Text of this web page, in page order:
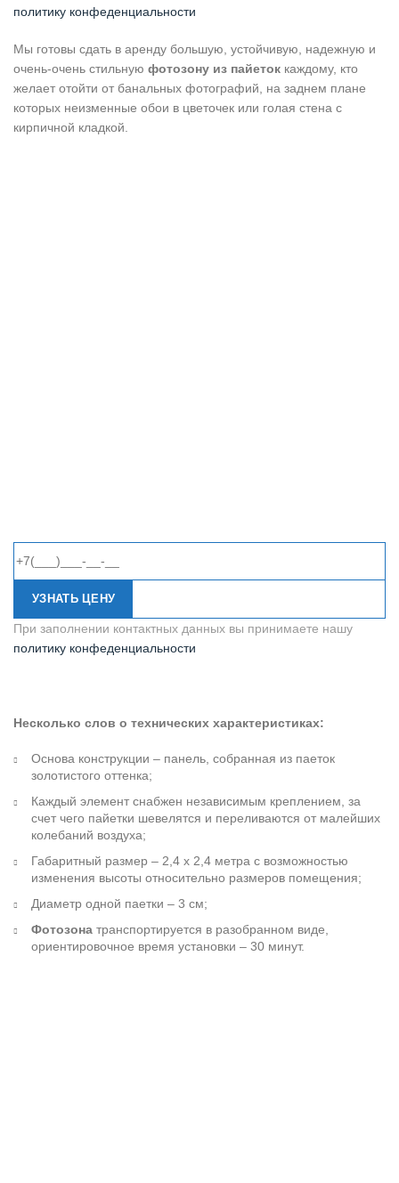
политику конфеденциальности
Мы готовы сдать в аренду большую, устойчивую, надежную и
очень-очень стильную фотозону из пайеток каждому, кто
желает отойти от банальных фотографий, на заднем плане
которых неизменные обои в цветочек или голая стена с
кирпичной кладкой.
УЗНАТЬ ЦЕНУ
При заполнении контактных данных вы принимаете нашу
политику конфеденциальности
Несколько слов о технических характеристиках:
Основа конструкции – панель, собранная из паеток
золотистого оттенка;
Каждый элемент снабжен независимым креплением, за
счет чего пайетки шевелятся и переливаются от малейших
колебаний воздуха;
Габаритный размер – 2,4 х 2,4 метра с возможностью
изменения высоты относительно размеров помещения;
Диаметр одной паетки – 3 см;
Фотозона транспортируется в разобранном виде,
ориентировочное время установки – 30 минут.